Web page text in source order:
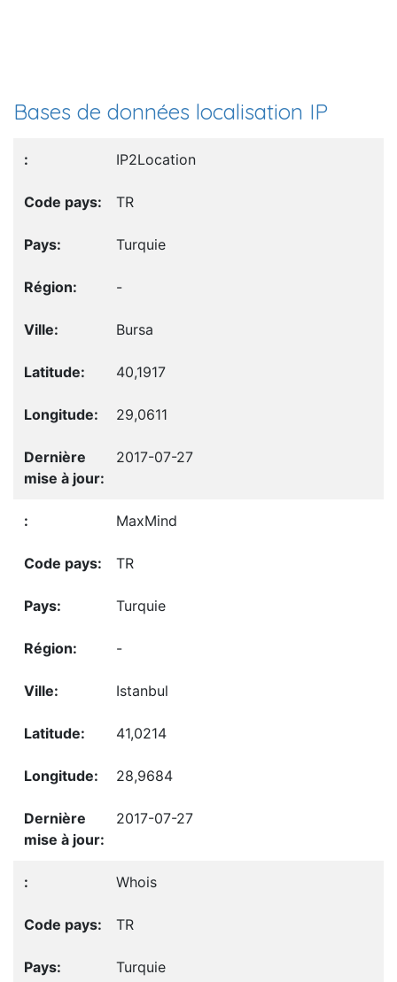
Bases de données localisation IP
IP2Location
TR
Turquie
-
Bursa
40,1917
29,0611
2017-07-27
MaxMind
TR
Turquie
-
Istanbul
41,0214
28,9684
2017-07-27
Whois
TR
Turquie